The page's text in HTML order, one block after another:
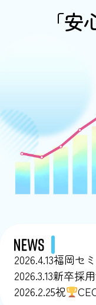
「
2026.4.13福岡セ
2026.3.13新卒採
2026.2.25祝